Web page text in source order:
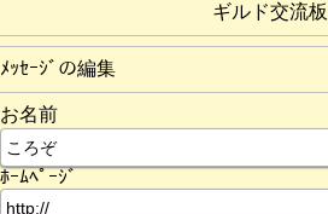
ギルド交流板
ﾒｯｾｰｼﾞの編集
お名前
ﾎｰﾑﾍﾟｰｼﾞ